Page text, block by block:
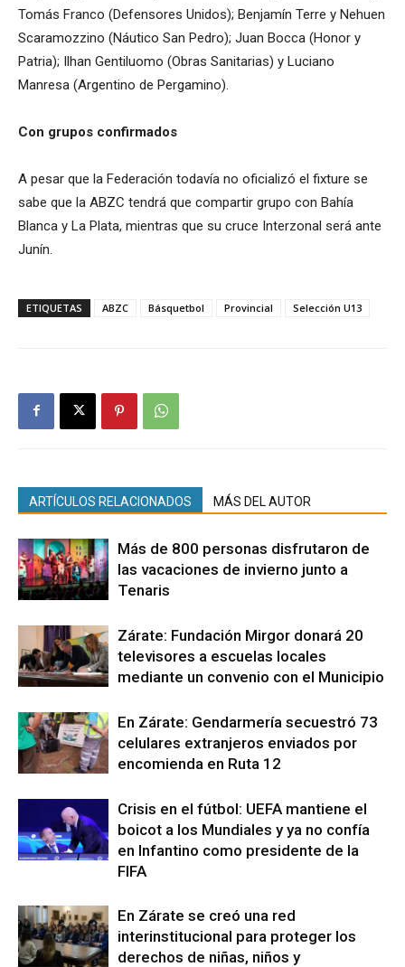
Tomás Franco (Defensores Unidos); Benjamín Terre y Nehuen
Scaramozzino (Náutico San Pedro); Juan Bocca (Honor y
Patria); Ilhan Gentiluomo (Obras Sanitarias) y Luciano
Manresa (Argentino de Pergamino).
Con grupos confirmados
A pesar que la Federación todavía no oficializó el fixture se
sabe que la ABZC tendrá que compartir grupo con Bahía
Blanca y La Plata, mientras que su cruce Interzonal será ante
Junín.
ETIQUETAS ABZC Básquetbol Provincial Selección U13
ARTÍCULOS RELACIONADOS MÁS DEL AUTOR
Más de 800 personas disfrutaron de
las vacaciones de invierno junto a
Tenaris
Zárate: Fundación Mirgor donará 20
televisores a escuelas locales
mediante un convenio con el Municipio
En Zárate: Gendarmería secuestró 73
celulares extranjeros enviados por
encomienda en Ruta 12
Crisis en el fútbol: UEFA mantiene el
boicot a los Mundiales y ya no confía
en Infantino como presidente de la
FIFA
En Zárate se creó una red
interinstitucional para proteger los
derechos de niñas, niños y